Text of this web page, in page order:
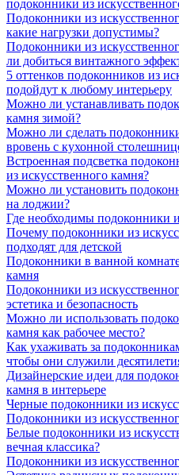
подоконники из
Подоконники из
какие нагрузки допустимы?
Подоконники из
ли добиться винтажного
5 оттенков подоконников из
подойдут к любому интерьеру
Можно ли устанавливать
камня зимой?
Можно ли сделать
вровень с кухонной
Встроенная подсветка
из искусственного камня?
Можно ли установить
на лоджии?
Где необходимы подоконники
Почему подоконники из
подходят для детской
Подоконники в ванной
камня
Подоконники из
эстетика и безопасность
Можно ли использовать
камня как рабочее место?
Как ухаживать за
чтобы они служили
Дизайнерские идеи для
камня в интерьере
Черные подоконники из
Подоконники из
Белые подоконники из
вечная классика?
Подоконники из